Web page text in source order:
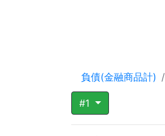
負債(金融商品計)
#1